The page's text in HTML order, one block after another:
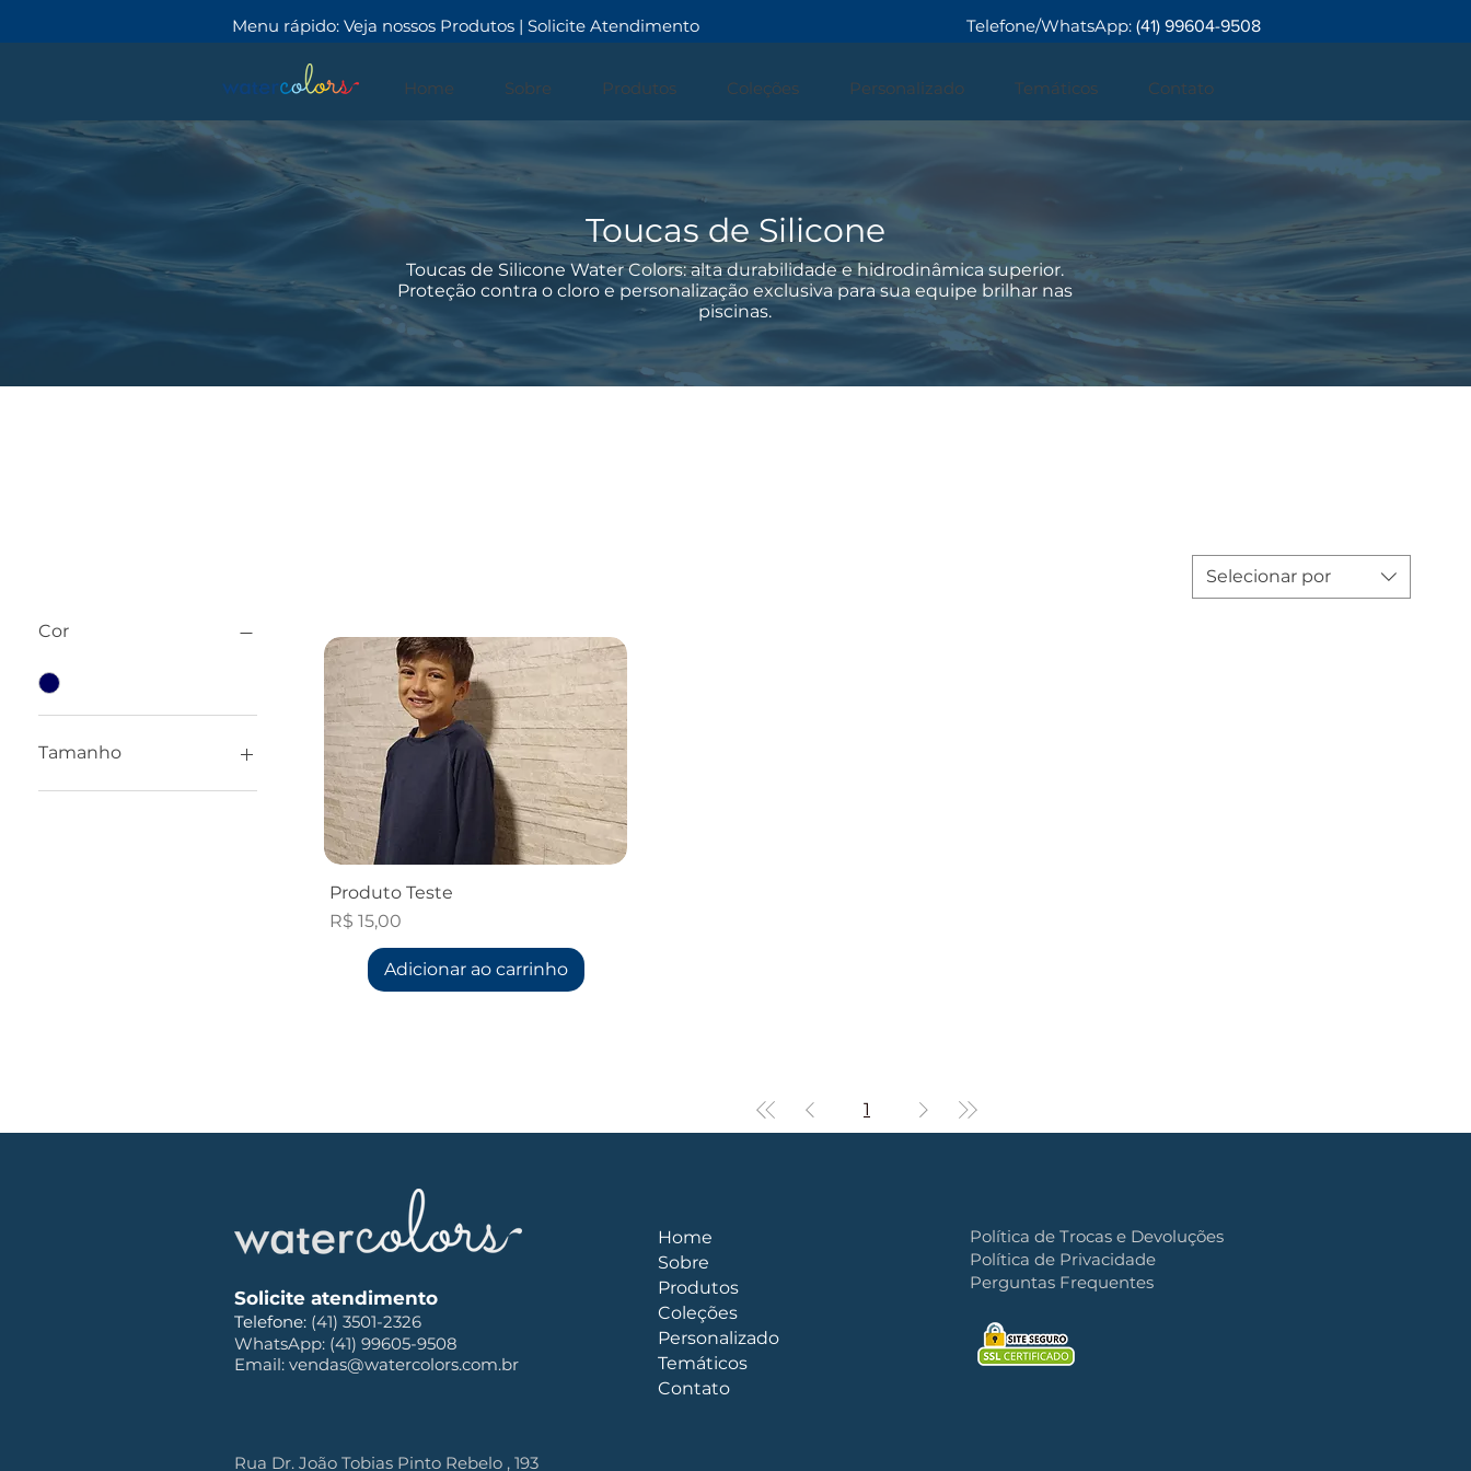
Menu rápido: Veja nossos Produtos | Solicite Atendimento Telefone/WhatsApp: (41) 99604-9508
Home Sobre Produtos Coleções Personalizado Temáticos Contato
Toucas de Silicone
Toucas de Silicone Water Colors: alta durabilidade e hidrodinâmica superior.
Proteção contra o cloro e personalização exclusiva para sua equipe brilhar nas
piscinas.
Cor
Tamanho
10
Selecionar por
Produto Teste
Preço
R$ 15,00
Adicionar ao carrinho
1
Solicite atendimento
Telefone: (41) 3501-2326
WhatsApp: (41) 99605-9508
Email: vendas@watercolors.com.br
Home
Sobre
Produtos
Coleções
Personalizado
Temáticos
Contato
Política de Trocas e Devoluções
Política de Privacidade
Perguntas Frequentes
Rua Dr. João Tobias Pinto Rebelo , 193